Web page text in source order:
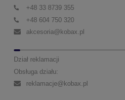
+48 33 8739 355
+48 604 750 320
akcesoria@kobax.pl
Dział reklamacji
Obsługa działu:
reklamacje@kobax.pl